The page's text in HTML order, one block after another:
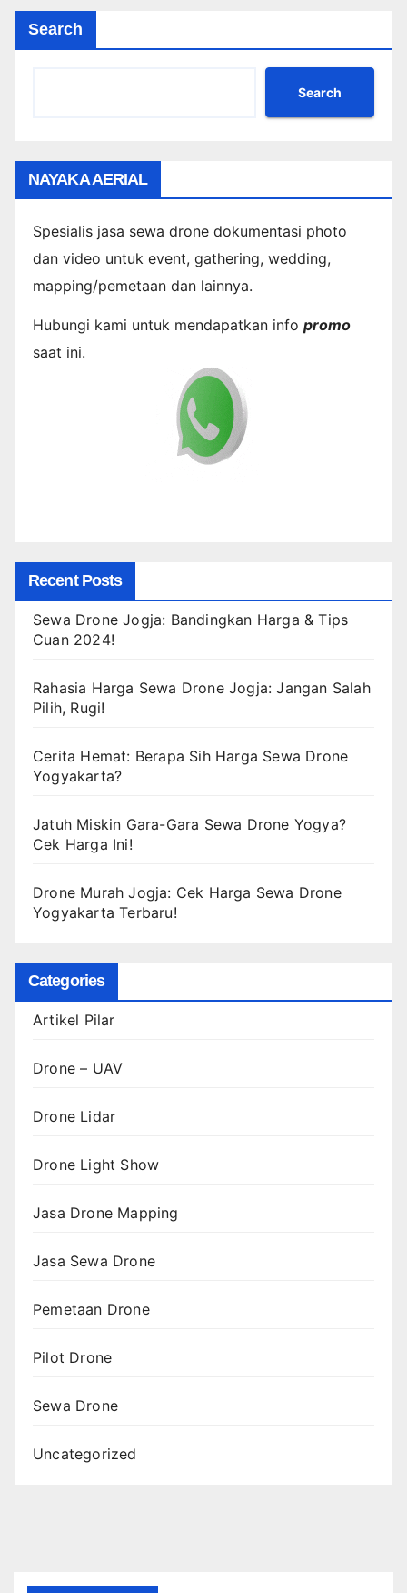
Search
Search
NAYAKA AERIAL
Spesialis jasa sewa drone dokumentasi photo
dan video untuk event, gathering, wedding,
mapping/pemetaan dan lainnya.
Hubungi kami untuk mendapatkan info promo
saat ini.
Recent Posts
Sewa Drone Jogja: Bandingkan Harga & Tips
Cuan 2024!
Rahasia Harga Sewa Drone Jogja: Jangan Salah
Pilih, Rugi!
Cerita Hemat: Berapa Sih Harga Sewa Drone
Yogyakarta?
Jatuh Miskin Gara-Gara Sewa Drone Yogya?
Cek Harga Ini!
Drone Murah Jogja: Cek Harga Sewa Drone
Yogyakarta Terbaru!
Categories
Artikel Pilar
Drone – UAV
Drone Lidar
Drone Light Show
Jasa Drone Mapping
Jasa Sewa Drone
Pemetaan Drone
Pilot Drone
Sewa Drone
Uncategorized